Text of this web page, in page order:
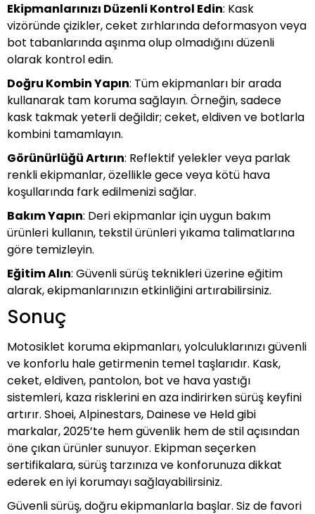
Ekipmanlarınızı Düzenli Kontrol Edin: Kask
vizöründe çizikler, ceket zırhlarında deformasyon veya
bot tabanlarında aşınma olup olmadığını düzenli
olarak kontrol edin.
Doğru Kombin Yapın: Tüm ekipmanları bir arada
kullanarak tam koruma sağlayın. Örneğin, sadece
kask takmak yeterli değildir; ceket, eldiven ve botlarla
kombini tamamlayın.
Görünürlüğü Artırın: Reflektif yelekler veya parlak
renkli ekipmanlar, özellikle gece veya kötü hava
koşullarında fark edilmenizi sağlar.
Bakım Yapın: Deri ekipmanlar için uygun bakım
ürünleri kullanın, tekstil ürünleri yıkama talimatlarına
göre temizleyin.
Eğitim Alın: Güvenli sürüş teknikleri üzerine eğitim
alarak, ekipmanlarınızın etkinliğini artırabilirsiniz.
Sonuç
Motosiklet koruma ekipmanları, yolculuklarınızı güvenli
ve konforlu hale getirmenin temel taşlarıdır. Kask,
ceket, eldiven, pantolon, bot ve hava yastığı
sistemleri, kaza risklerini en aza indirirken sürüş keyfini
artırır. Shoei, Alpinestars, Dainese ve Held gibi
markalar, 2025’te hem güvenlik hem de stil açısından
öne çıkan ürünler sunuyor. Ekipman seçerken
sertifikalara, sürüş tarzınıza ve konforunuza dikkat
ederek en iyi korumayı sağlayabilirsiniz.
Güvenli sürüş, doğru ekipmanlarla başlar. Siz de favori